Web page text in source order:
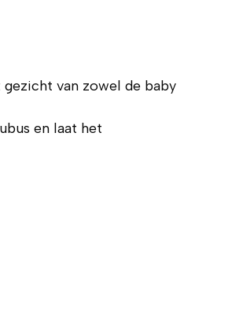
van zowel de baby
en laat het